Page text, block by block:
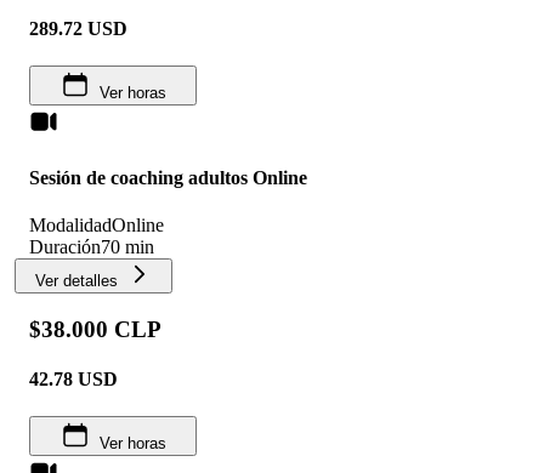
289.72 USD
Ver horas
Sesión de coaching adultos Online
ModalidadOnline
Duración70 min
Ver detalles
$38.000 CLP
42.78 USD
Ver horas